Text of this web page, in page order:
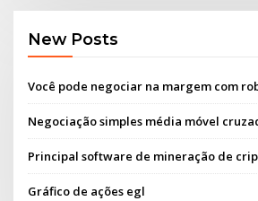
New Posts
Você pode negociar na margem com
Negociação simples média móvel
Principal software de mineração de
Gráfico de ações egl